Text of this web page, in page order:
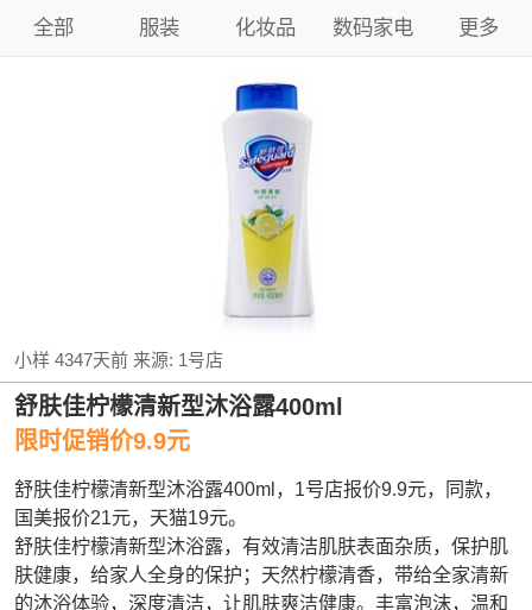
全部 服装 化妆品 数码家电 更多
小样 4347天前来源: 1号店
舒肤佳柠檬清新型沐浴露400ml
限时促销价9.9元
舒肤佳柠檬清新型沐浴露400ml，1号店报价9.9元，同款，
国美报价21元，天猫19元。
舒肤佳柠檬清新型沐浴露，有效清洁肌肤表面杂质，保护肌
肤健康，给家人全身的保护；天然柠檬清香，带给全家清新
的沐浴体验，深度清洁，让肌肤爽洁健康。丰富泡沫，温和